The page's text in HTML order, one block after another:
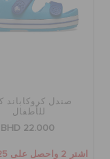
صندل كروكاباند
للأطفال
BHD 22.000
اشترِ 2 واحصل على 25% خصم